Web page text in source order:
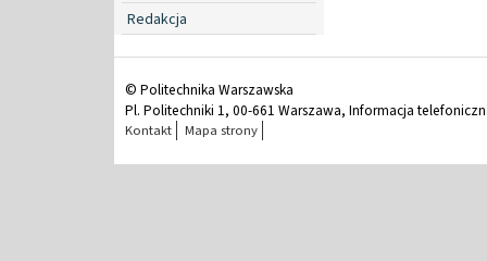
Redakcja
© Politechnika Warszawska
Pl. Politechniki 1, 00-661 Warszawa, Informacja
Kontakt Mapa strony